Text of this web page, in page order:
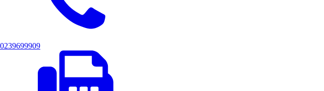
0239699909